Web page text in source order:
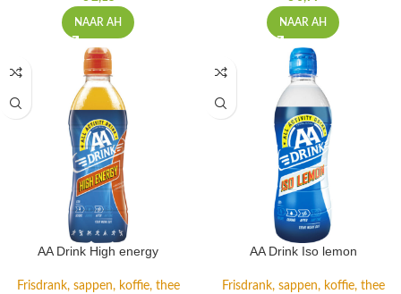
NAAR AH NAAR AH
AA Drink High energy
Frisdrank, sappen, koffie, thee
AA Drink Iso lemon
Frisdrank, sappen, koffie, thee